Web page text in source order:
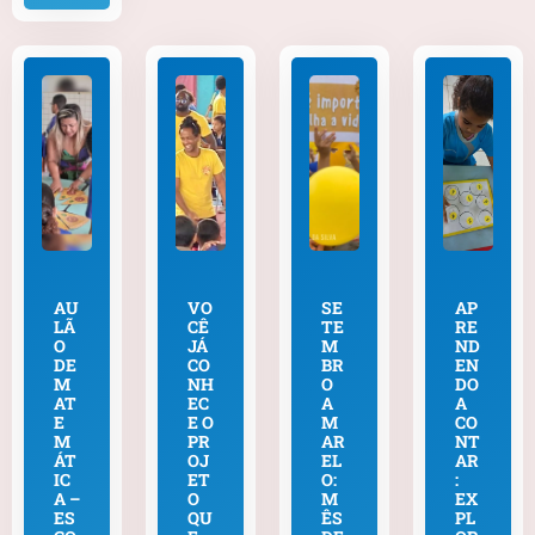
AU
LÃ
O
DE
M
AT
E
M
ÁT
IC
A –
ES
VO
CÊ
JÁ
CO
NH
EC
E O
PR
OJ
ET
O
QU
SE
TE
M
BR
O
A
M
AR
EL
O:
M
ÊS
AP
RE
ND
EN
DO
A
CO
NT
AR
:
EX
PL